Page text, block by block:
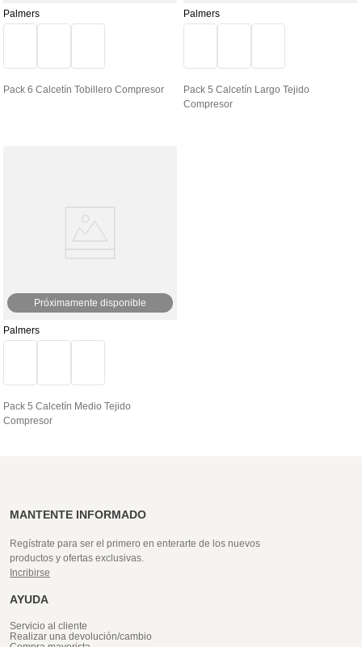
Palmers
Pack 6 Calcetín Tobillero Compresor
Palmers
Pack 5 Calcetín Largo Tejido
Compresor
Próximamente disponible
Palmers
Pack 5 Calcetín Medio Tejido
Compresor
MANTENTE INFORMADO
Regístrate para ser el primero en enterarte de los nuevos
productos y ofertas exclusivas.
Incribirse
AYUDA
Servicio al cliente
Realizar una devolución/cambio